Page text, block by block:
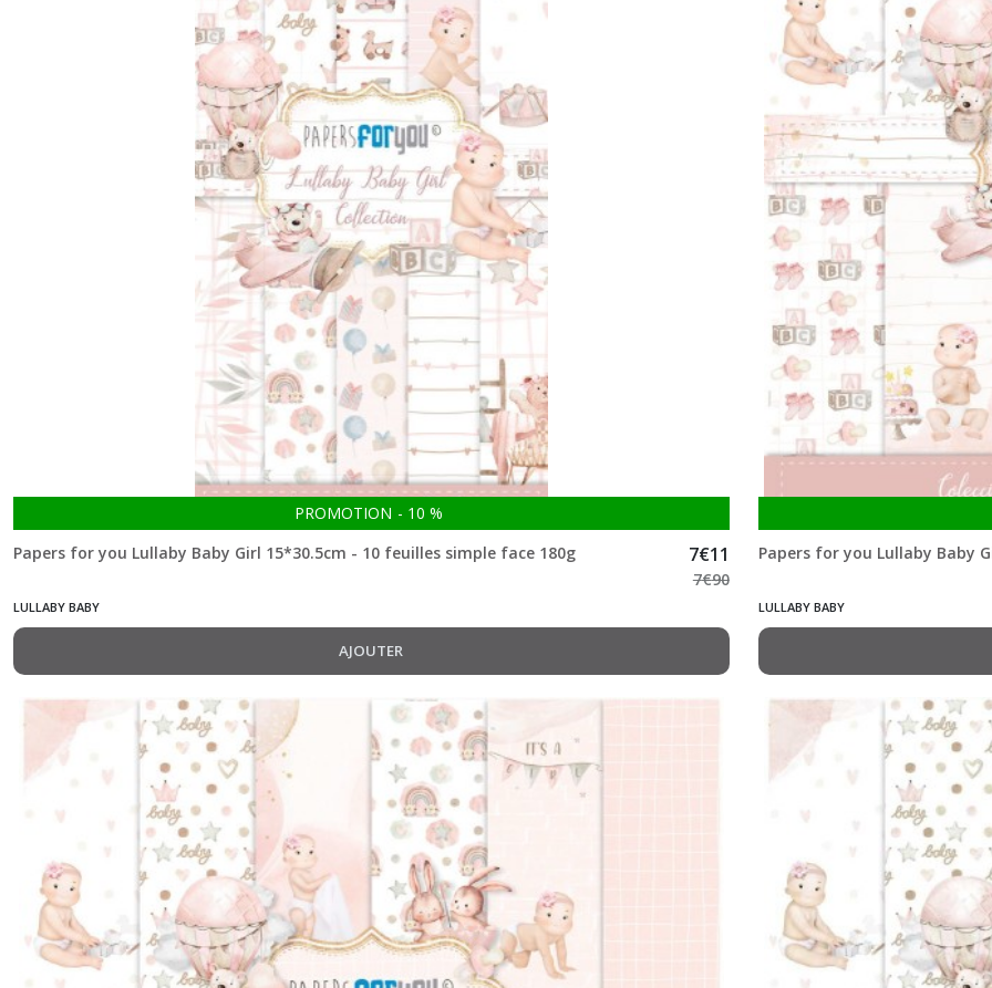
PROMOTION - 10 %
Papers for you Lullaby Baby Girl 15*30.5cm - 10 feuilles simple face 180g
7€11
7€90
LULLABY BABY
AJOUTER
Papers for you Lullaby Baby
LULLABY BABY